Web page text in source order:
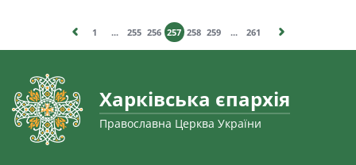
1 ... 255 256 257 258 259 ... 261
Харківська єпархія
Православна Церква України